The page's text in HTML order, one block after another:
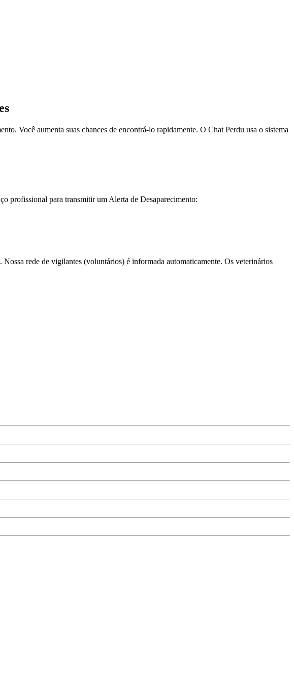
Você aumenta suas chances de encontrá-lo rapidamente. O Chat Perdu usa o sistema
profissional para transmitir um Alerta de Desaparecimento:
rede de vigilantes (voluntários) é informada automaticamente. Os veterinários